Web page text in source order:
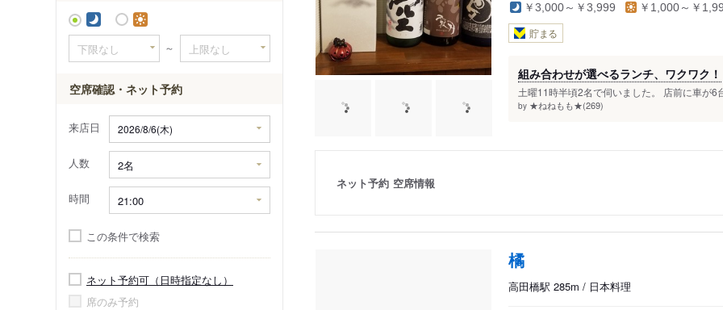
～
空席確認・ネット予約
来店日
人数
時間
この条件で検索
ネット予約可（日時指定なし）
席のみ予約
￥3,000～￥3,999 ￥1,000～￥
貯まる
組み合わせが選べるランチ、ワクワク！
土曜11時半頃2名で伺いました。 店前に車が
by ★ねねもも★(269)
ネット予約 空席情報
橘
高田橋駅 285m / 日本料理